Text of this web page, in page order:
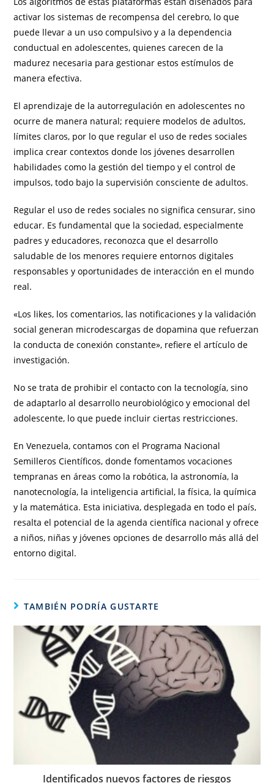
activar los sistemas de recompensa del cerebro, lo que
puede llevar a un uso compulsivo y a la dependencia
conductual en adolescentes, quienes carecen de la
madurez necesaria para gestionar estos estímulos de
manera efectiva.
El aprendizaje de la autorregulación en adolescentes no
ocurre de manera natural; requiere modelos de adultos,
límites claros, por lo que regular el uso de redes sociales
implica crear contextos donde los jóvenes desarrollen
habilidades como la gestión del tiempo y el control de
impulsos, todo bajo la supervisión consciente de adultos.
Regular el uso de redes sociales no significa censurar, sino
educar. Es fundamental que la sociedad, especialmente
padres y educadores, reconozca que el desarrollo
saludable de los menores requiere entornos digitales
responsables y oportunidades de interacción en el mundo
real.
«Los likes, los comentarios, las notificaciones y la validación
social generan microdescargas de dopamina que refuerzan
la conducta de conexión constante», refiere el artículo de
investigación.
No se trata de prohibir el contacto con la tecnología, sino
de adaptarlo al desarrollo neurobiológico y emocional del
adolescente, lo que puede incluir ciertas restricciones.
En Venezuela, contamos con el Programa Nacional
Semilleros Científicos, donde fomentamos vocaciones
tempranas en áreas como la robótica, la astronomía, la
nanotecnología, la inteligencia artificial, la física, la química
y la matemática. Esta iniciativa, desplegada en todo el país,
resalta el potencial de la agenda científica nacional y ofrece
a niños, niñas y jóvenes opciones de desarrollo más allá del
entorno digital.
TAMBIÉN PODRÍA GUSTARTE
Identificados nuevos factores de riesgos